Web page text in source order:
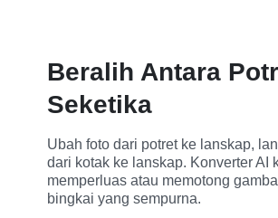
Beralih Antara
Seketika
Ubah foto dari potret ke lanskap,
dari kotak ke lanskap. Konverter AI
memperluas atau memotong
bingkai yang sempurna.